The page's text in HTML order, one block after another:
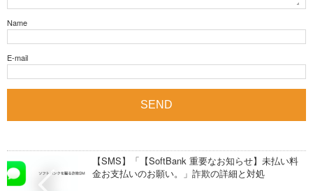
Name
E-mail
【SMS】「【SoftBank 重要なお知らせ】未払い料
金お支払いのお願い。」詐欺の詳細と対処